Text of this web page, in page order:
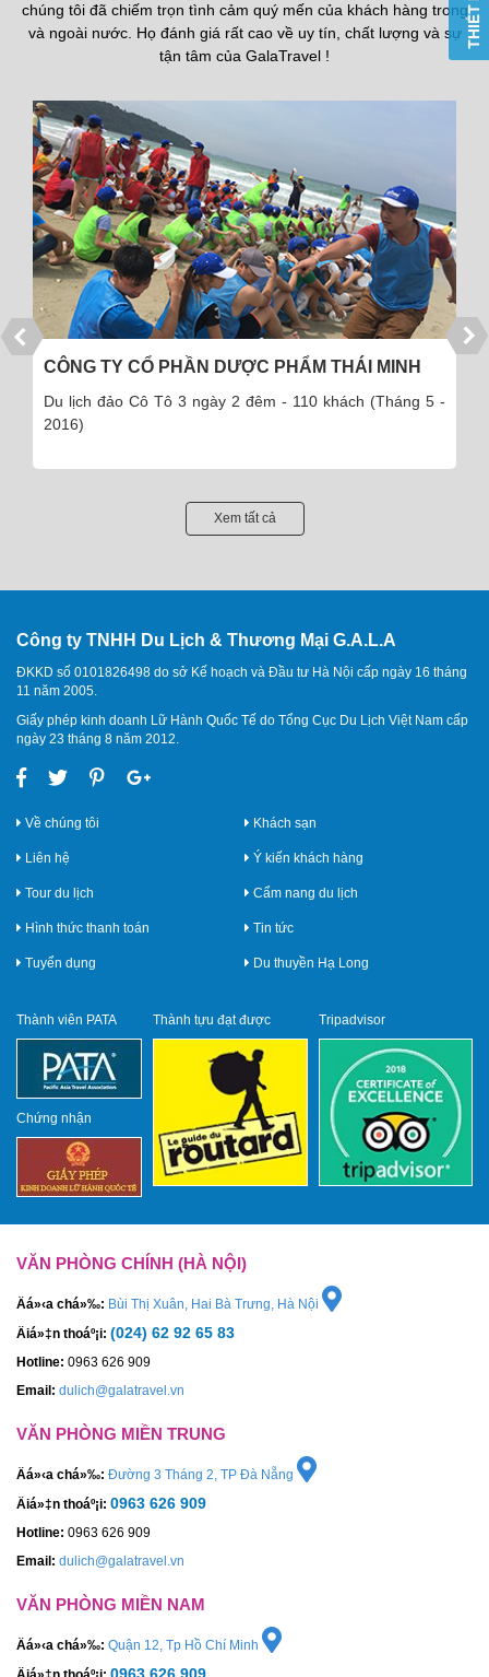
chúng tôi đã chiếm trọn tình cảm quý mến của khách hàng trong
và ngoài nước. Họ đánh giá rất cao về uy tín, chất lượng và sự
tận tâm của GalaTravel !
CÔNG TY CỔ PHẦN DƯỢC PHẨM THÁI MINH
Du lịch đảo Cô Tô 3 ngày 2 đêm - 110 khách (Tháng 5 -
2016)
Xem tất cả
Công ty TNHH Du Lịch & Thương Mại G.A.L.A
ĐKKD số 0101826498 do sở Kế hoạch và Đầu tư Hà Nội cấp ngày 16 tháng
11 năm 2005.
Giấy phép kinh doanh Lữ Hành Quốc Tế do Tổng Cục Du Lịch Việt Nam cấp
ngày 23 tháng 8 năm 2012.
Về chúng tôi
Liên hệ
Tour du lịch
Hình thức thanh toán
Tuyển dụng
Khách sạn
Ý kiến khách hàng
Cẩm nang du lịch
Tin tức
Du thuyền Hạ Long
Thành viên PATA
Chứng nhận
Thành tựu đạt được Tripadvisor
VĂN PHÒNG CHÍNH (HÀ NỘI)
Äá»‹a chá»‰: Bùi Thị Xuân, Hai Bà Trưng, Hà Nội
Äiá»‡n thoáº¡i: (024) 62 92 65 83
Hotline: 0963 626 909
Email: dulich@galatravel.vn
VĂN PHÒNG MIỀN TRUNG
Äá»‹a chá»‰: Đường 3 Tháng 2, TP Đà Nẵng
Äiá»‡n thoáº¡i: 0963 626 909
Hotline: 0963 626 909
Email: dulich@galatravel.vn
VĂN PHÒNG MIỀN NAM
Äá»‹a chá»‰: Quận 12, Tp Hồ Chí Minh